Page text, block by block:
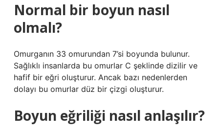
Normal bir boyun nasıl
olmalı?
Omurganın 33 omurundan 7’si boyunda bulunur.
Sağlıklı insanlarda bu omurlar C şeklinde dizilir ve
hafif bir eğri oluşturur. Ancak bazı nedenlerden
dolayı bu omurlar düz bir çizgi oluşturur.
Boyun eğriliği nasıl anlaşılır?